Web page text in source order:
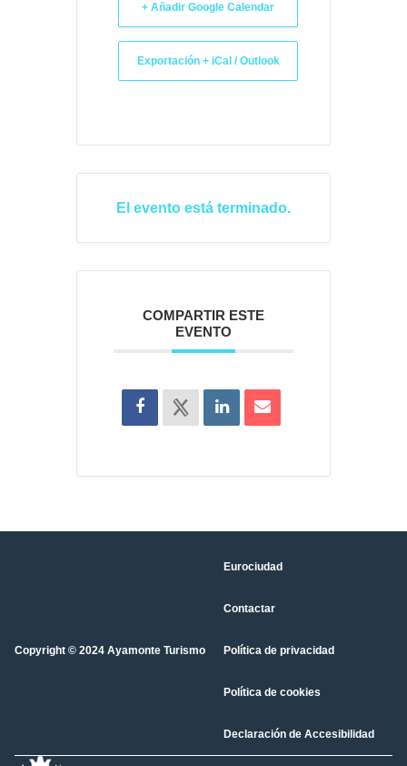
+ Añadir Google Calendar
Exportación + iCal / Outlook
El evento está terminado.
COMPARTIR ESTE
EVENTO
Copyright © 2024 Ayamonte Turismo
Eurociudad
Contactar
Política de privacidad
Política de cookies
Declaración de Accesibilidad